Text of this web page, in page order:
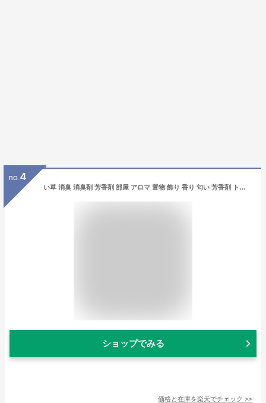
no. 4
い草 消臭 消臭剤 芳香剤 部屋 アロマ 置物 飾り 香り 匂い 芳香剤 トイレ 寝室 リビング 和 国産 強力 おしゃれ 玄関 インテリア いぐさ タバコ 日本製 臭い 臭い消し 臭い取り 和風 トイレ用 インテリア 植物 和室
ショップでみる
価格と在庫を楽天でチェック >>